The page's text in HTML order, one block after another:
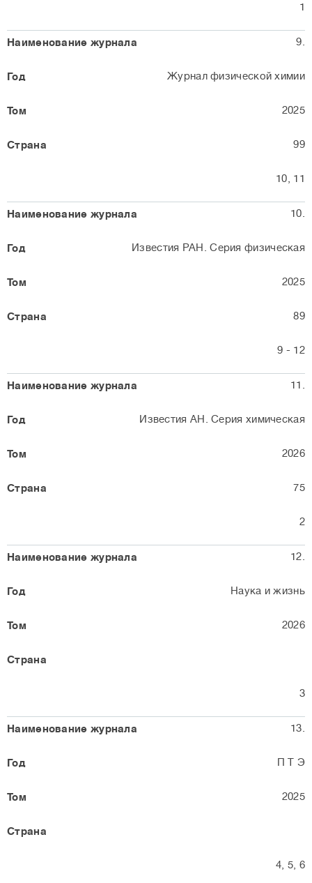
1
9.
Журнал физической химии
2025
99
10, 11
10.
Известия РАН. Серия физическая
2025
89
9 - 12
11.
Известия АН. Серия химическая
2026
75
2
12.
Наука и жизнь
2026
3
13.
П Т Э
2025
4, 5, 6